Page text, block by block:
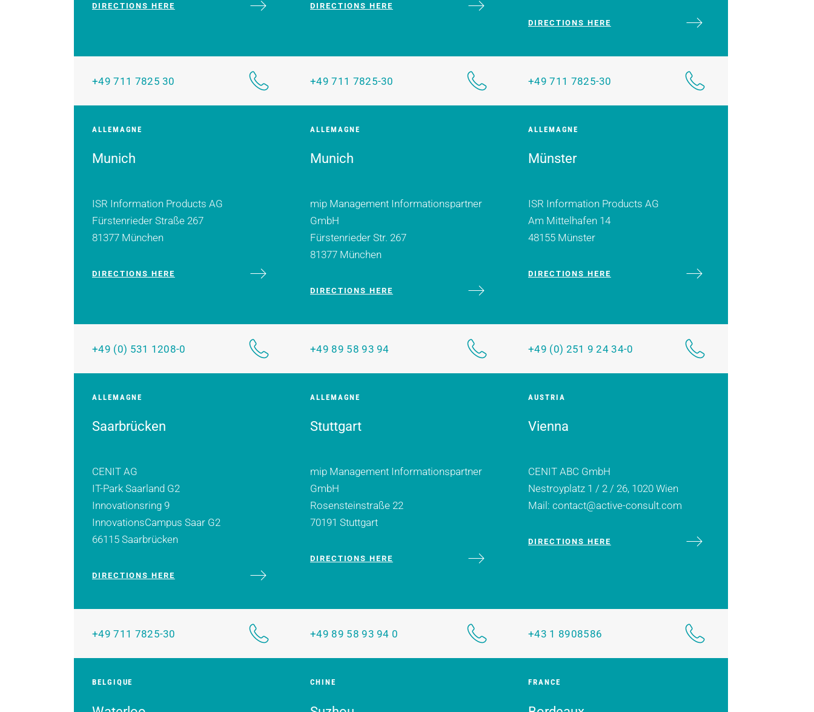
DIRECTIONS HERE
+49 711 7825 30
DIRECTIONS HERE
+49 711 7825-30
DIRECTIONS HERE
+49 711 7825-30
ALLEMAGNE
Munich
ISR Information Products AG
Fürstenrieder Straße 267
81377 München
DIRECTIONS HERE
+49 (0) 531 1208-0
ALLEMAGNE
Munich
mip Management Informationspartner
GmbH
Fürstenrieder Str. 267
81377 München
DIRECTIONS HERE
+49 89 58 93 94
ALLEMAGNE
Münster
ISR Information Products AG
Am Mittelhafen 14
48155 Münster
DIRECTIONS HERE
+49 (0) 251 9 24 34-0
ALLEMAGNE
Saarbrücken
CENIT AG
IT-Park Saarland G2
Innovationsring 9
InnovationsCampus Saar G2
66115 Saarbrücken
DIRECTIONS HERE
+49 711 7825-30
ALLEMAGNE
Stuttgart
mip Management Informationspartner
GmbH
Rosensteinstraße 22
70191 Stuttgart
DIRECTIONS HERE
+49 89 58 93 94 0
AUSTRIA
Vienna
CENIT ABC GmbH
Nestroyplatz 1 / 2 / 26, 1020 Wien
Mail: contact@active-consult.com
DIRECTIONS HERE
+43 1 8908586
BELGIQUE CHINE FRANCE